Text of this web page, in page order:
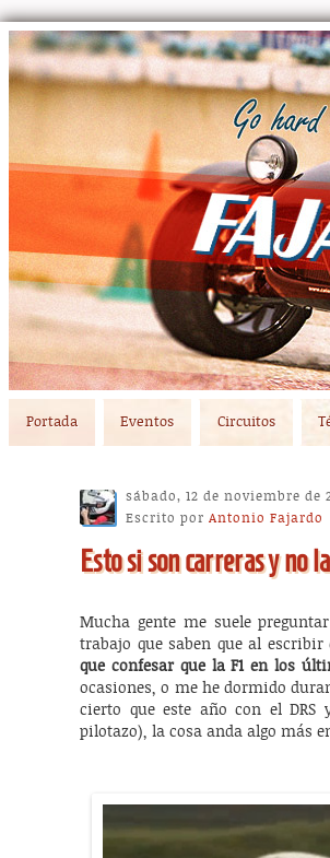
Skip to primary content
Skip to secondary content
Portada Eventos Circuitos
Esto si son carreras y no
sábado, 12 de noviembre de
Escrito porAntonio Fajardo
Mucha gente me suele
trabajo que saben que al
que confesar que la F1 en los
ocasiones, o me he dormido
cierto que este año con el
pilotazo), la cosa anda algo más